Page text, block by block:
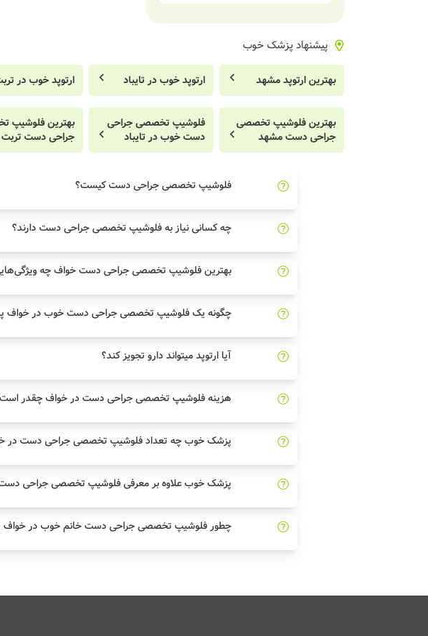
پیشنهاد پزشک خوب
بهترین ارتوپد مشهد ارتوپد خوب در تایباد ارتوپد خوب در
بهترین فلوشیپ تخصصی
جراحی دست مشهد
فلوشیپ تخصصی جراحی
دست خوب در تایباد
بهترین فلوشیپ
جراحی دست تربت
فلوشیپ تخصصی جراحی دست کیست؟
چه کسانی نیاز به فلوشیپ تخصصی جراحی دست دارند؟
بهترین فلوشیپ تخصصی جراحی دست خواف چه
چگونه یک فلوشیپ تخصصی جراحی دست خوب در خواف
آیا ارتوپد میتواند دارو تجویز کند؟
هزینه فلوشیپ تخصصی جراحی دست در خواف چقدر
پزشک خوب چه تعداد فلوشیپ تخصصی جراحی دست در
پزشک خوب علاوه بر معرفی فلوشیپ تخصصی جراحی
چطور فلوشیپ تخصصی جراحی دست خانم خوب در خواف